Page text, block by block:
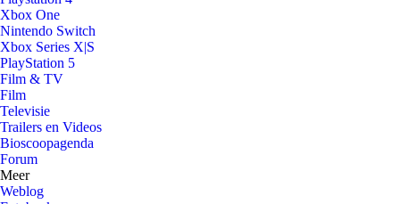
Xbox One
Nintendo Switch
Xbox Series X|S
PlayStation 5
Film & TV
Film
Televisie
Trailers en Videos
Bioscoopagenda
Forum
Meer
Weblog